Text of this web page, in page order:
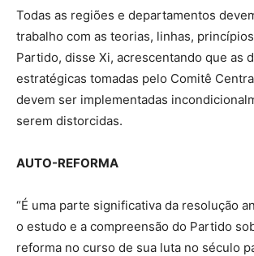
Todas as regiões e departamentos
trabalho com as teorias, linhas,
Partido, disse Xi, acrescentando que as
estratégicas tomadas pelo Comitê
devem ser implementadas
serem distorcidas.
AUTO-REFORMA
“É uma parte significativa da resolução
o estudo e a compreensão do Partido
reforma no curso de sua luta no século